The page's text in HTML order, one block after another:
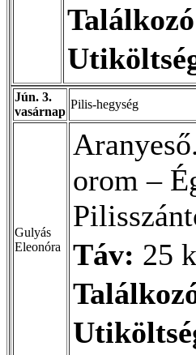
Jún. 3.
vasárnap
Pilis-hegység
Gulyás
Eleonóra
orom –
Táv: 25